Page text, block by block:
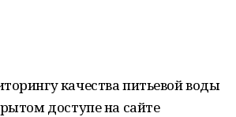
качества питьевой воды
доступе на сайте